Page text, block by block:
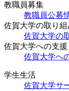
教職員募集
教職員公募
佐賀大学の取り組
佐賀大学の
佐賀大学への支援
佐賀大学へ
学生生活
佐賀大学サ